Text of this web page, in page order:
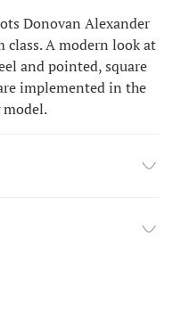
Donovan Alexander
class. A modern look at
and pointed, square
implemented in the